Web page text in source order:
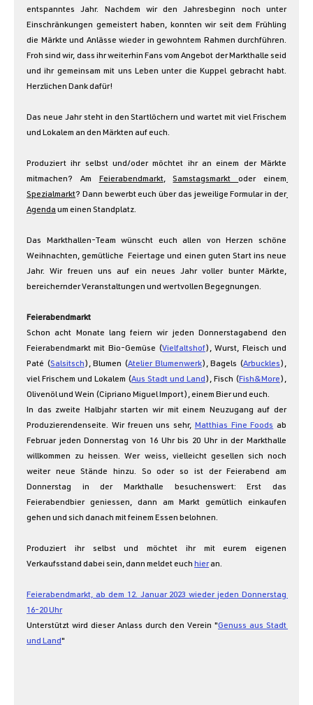
entspanntes Jahr. Nachdem wir den Jahresbeginn noch unter
Einschränkungen gemeistert haben, konnten wir seit dem Frühling
die Märkte und Anlässe wieder in gewohntem Rahmen durchführen.
Froh sind wir, dass ihr weiterhin Fans vom Angebot der Markthalle seid
und ihr gemeinsam mit uns Leben unter die Kuppel gebracht habt.
Herzlichen Dank dafür!
Das neue Jahr steht in den Startlöchern und wartet mit viel Frischem
und Lokalem an den Märkten auf euch.
Produziert ihr selbst und/oder möchtet ihr an einem der Märkte
mitmachen? Am
Feierabendmarkt, Samstagsmarkt oder einem
Spezialmarkt? Dann bewerbt euch über das jeweilige Formular in der
Agenda um einen Standplatz.
Das Markthallen-Team wünscht euch allen von Herzen schöne
Weihnachten, gemütliche  Feiertage und einen guten Start ins neue
Jahr. Wir freuen uns auf ein neues Jahr voller bunter Märkte,
bereichernder Veranstaltungen und wertvollen Begegnungen.
Feierabendmarkt
Schon acht Monate lang feiern wir jeden Donnerstagabend den
Feierabendmarkt mit Bio-Gemüse (Vielfaltshof), Wurst, Fleisch und
Paté (Salsitsch ), Blumen (Atelier Blumenwerk), Bagels (Arbuckles ),
viel Frischem und Lokalem (Aus Stadt und Land ), Fisch ( Fish&More ),
Olivenöl und Wein (Cipriano Miguel Import), einem Bier und euch.
In das zweite Halbjahr starten wir mit einem Neuzugang auf der
Produzierendenseite. Wir freuen uns sehr, Matthias Fine Foods ab
Februar jeden Donnerstag von 16 Uhr bis 20 Uhr in der Markthalle
willkommen zu heissen. Wer weiss, vielleicht gesellen sich noch
weiter neue Stände hinzu. So oder so ist der Feierabend am
Donnerstag in der Markthalle besuchenswert: Erst das
Feierabendbier geniessen, dann am Markt gemütlich einkaufen
gehen und sich danach mit feinem Essen belohnen.
Produziert ihr selbst und möchtet ihr mit eurem eigenen
Verkaufsstand dabei sein, dann meldet euch hier an.
Feierabendmarkt, ab dem 12. Januar 2023 wieder jeden Donnerstag
16-20 Uhr
Unterstützt wird dieser Anlass durch den Verein "Genuss aus Stadt
und Land"